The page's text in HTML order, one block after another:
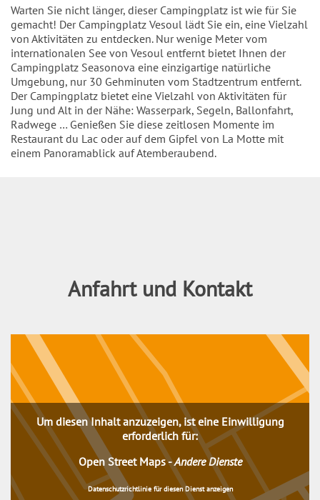
Einleitung
Warten Sie nicht länger, dieser Campingplatz ist wie für Sie
gemacht! Der Campingplatz Vesoul lädt Sie ein, eine Vielzahl
von Aktivitäten zu entdecken. Nur wenige Meter vom
internationalen See von Vesoul entfernt bietet Ihnen der
Campingplatz Seasonova eine einzigartige natürliche
Umgebung, nur 30 Gehminuten vom Stadtzentrum entfernt.
Der Campingplatz bietet eine Vielzahl von Aktivitäten für
Jung und Alt in der Nähe: Wasserpark, Segeln, Ballonfahrt,
Radwege … Genießen Sie diese zeitlosen Momente im
Restaurant du Lac oder auf dem Gipfel von La Motte mit
einem Panoramablick auf Atemberaubend.
Anfahrt und Kontakt
Um diesen Inhalt anzuzeigen, ist eine Einwilligung
erforderlich für:
Open Street Maps-Andere Dienste
Datenschutzrichtlinie für diesen Dienst anzeigen